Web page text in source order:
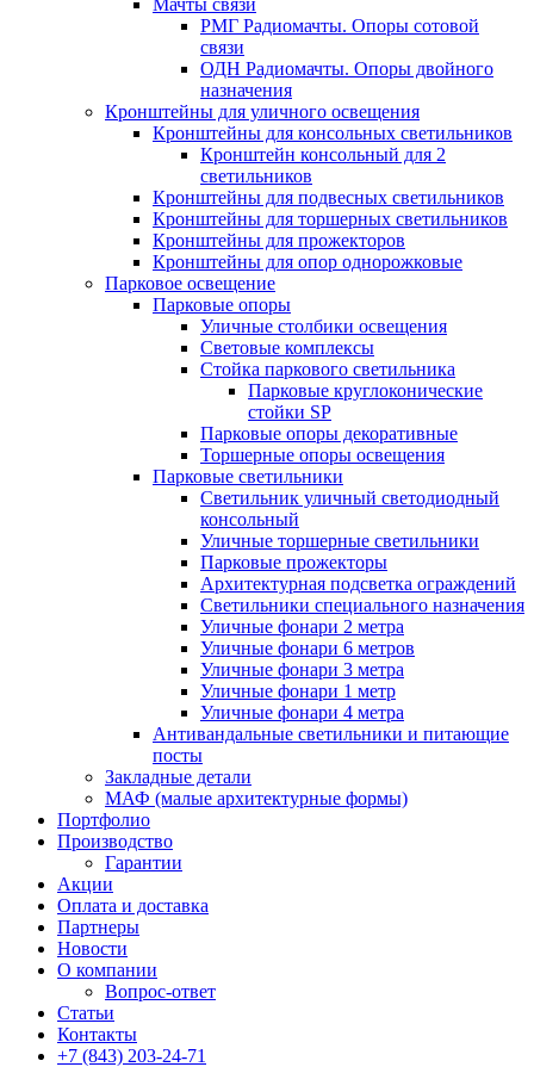
Мачты связи
РМГ Радиомачты. Опоры сотовoй
связи
ОДН Радиомачты. Опоры двойного
назначения
Кронштейны для уличного освещения
Кронштейны для консольных светильников
Кронштейн консольный для 2
светильников
Кронштейны для подвесных светильников
Кронштейны для торшерных светильников
Кронштейны для прожекторов
Кронштейны для опор однорожковые
Парковое освещение
Парковые опоры
Уличные столбики освещения
Световые комплексы
Стойка паркового светильника
Парковые круглоконические
стойки SP
Парковые опоры декоративные
Торшерные опоры освещения
Парковые светильники
Светильник уличный светодиодный
консольный
Уличные торшерные светильники
Парковые прожекторы
Архитектурная подсветка ограждений
Светильники специального назначения
Уличные фонари 2 метра
Уличные фонари 6 метров
Уличные фонари 3 метра
Уличные фонари 1 метр
Уличные фонари 4 метра
Антивандальные светильники и питающие
посты
Закладные детали
МАФ (малые архитектурные формы)
Портфолио
Производство
Гарантии
Акции
Оплата и доставка
Партнеры
Новости
О компании
Вопрос-ответ
Статьи
Контакты
+7 (843) 203-24-71